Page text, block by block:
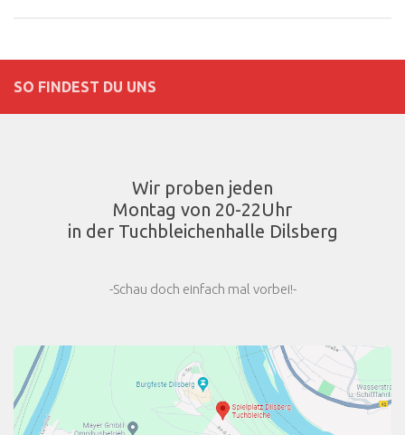
SO FINDEST DU UNS
Wir proben jeden
Montag von 20-22Uhr
in der Tuchbleichenhalle Dilsberg
-Schau doch einfach mal vorbei!-